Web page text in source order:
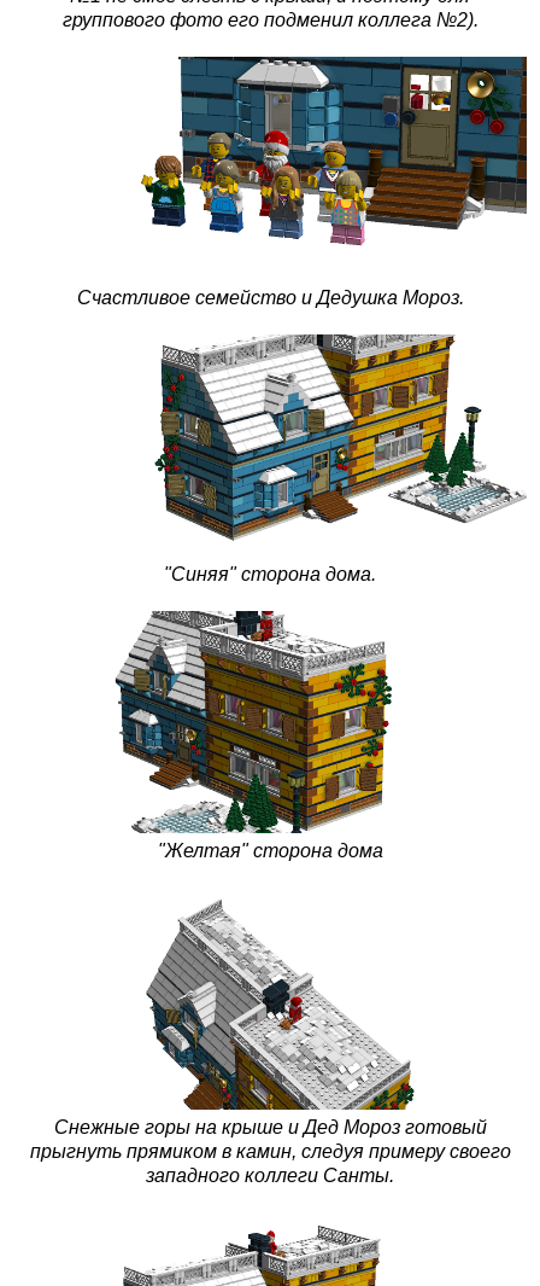
группового фото его подменил коллега №2).
Счастливое семейство и Дедушка Мороз.
"Синяя" сторона дома.
"Желтая" сторона дома
Снежные горы на крыше и Дед Мороз готовый
прыгнуть прямиком в камин, следуя примеру своего
западного коллеги Санты.